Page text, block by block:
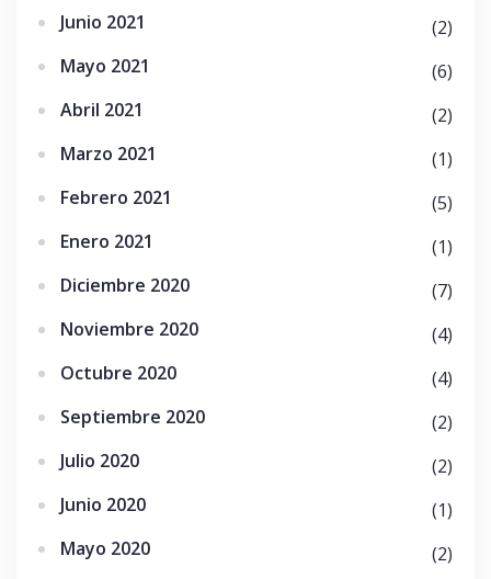
Junio 2021
(2)
Mayo 2021
(6)
Abril 2021
(2)
Marzo 2021
(1)
Febrero 2021
(5)
Enero 2021
(1)
Diciembre 2020
(7)
Noviembre 2020
(4)
Octubre 2020
(4)
Septiembre 2020
(2)
Julio 2020
(2)
Junio 2020
(1)
Mayo 2020
(2)